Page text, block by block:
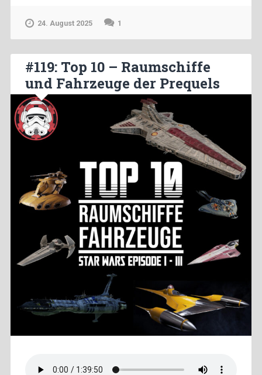
24. August 2025 1
#119: Top 10 – Raumschiffe
und Fahrzeuge der Prequels